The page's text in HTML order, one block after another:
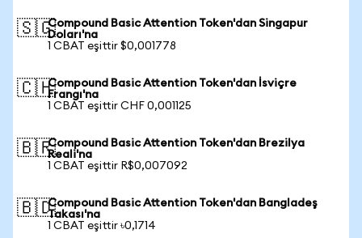
🇸🇬Compound Basic Attention Token'dan Singapur
Doları'na
1 CBAT eşittir $0,001778
🇨🇭Compound Basic Attention Token'dan İsviçre
Frangı'na
1 CBAT eşittir CHF 0,001125
🇧🇷Compound Basic Attention Token'dan Brezilya
Reali'na
1 CBAT eşittir R$0,007092
🇧🇩Compound Basic Attention Token'dan Bangladeş
Takası'na
1 CBAT eşittir ৳0,1714